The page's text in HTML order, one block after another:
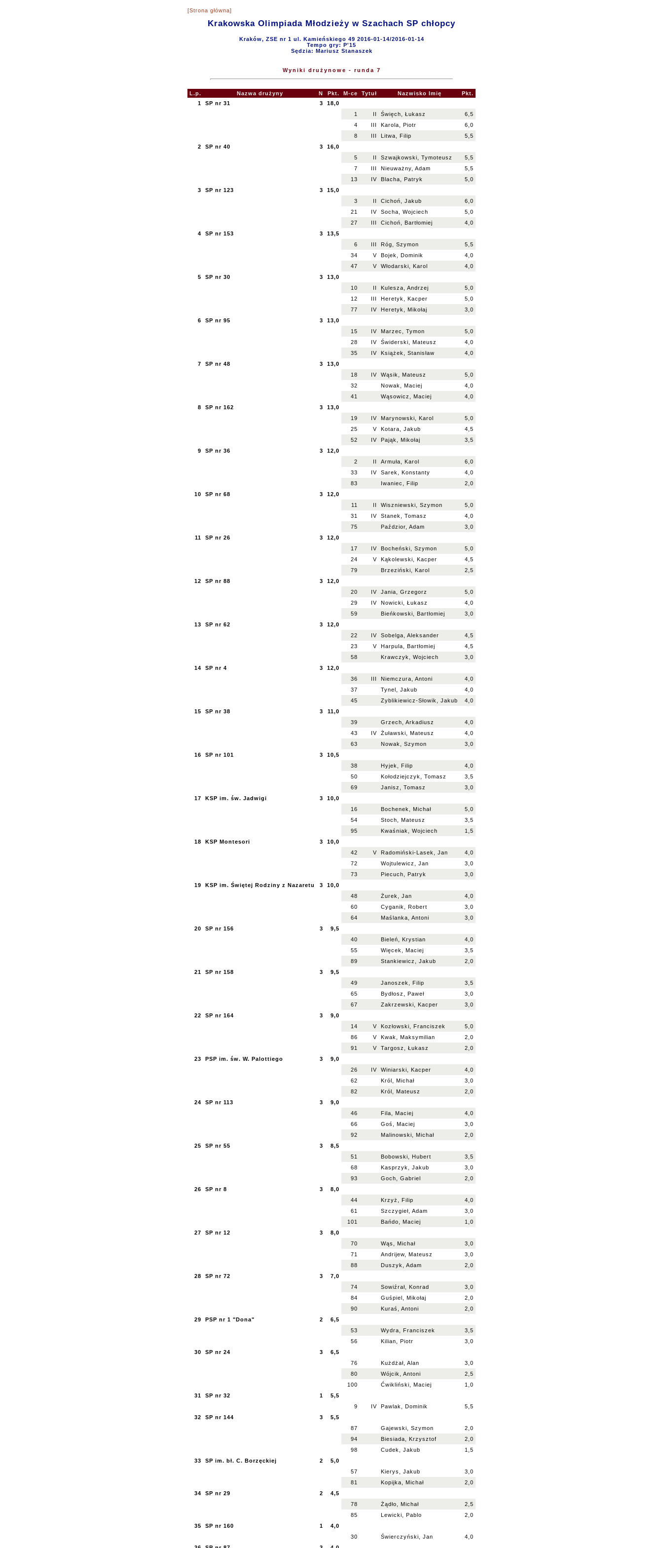
[Strona główna]
Krakowska Olimpiada Młodzieży w Szachach SP chłopcy
Kraków, ZSE nr 1 ul. Kamieńskiego 49 2016-01-14/2016-01-14
Tempo gry: P'15
Sędzia: Mariusz Stanaszek
Wyniki drużynowe - runda 7
L.p. Nazwa drużyny N Pkt. M-ce Tytuł Nazwisko Imię
Pkt.
1
SP nr 31 3
18,0
1
II Święch, Łukasz
6,5
4
III Karola, Piotr
6,0
8
III Litwa, Filip
5,5
2
SP nr 40 3
16,0
5
II Szwajkowski, Tymoteusz
5,5
7
III Nieuważny, Adam
5,5
13
IV Blacha, Patryk
5,0
3
SP nr 123 3
15,0
3
II Cichoń, Jakub
6,0
21
IV Socha, Wojciech
5,0
27
III Cichoń, Bartłomiej
4,0
4
SP nr 153 3
13,5
6
III Róg, Szymon
5,5
34
V Bojek, Dominik
4,0
47
V Włodarski, Karol
4,0
5
SP nr 30 3
13,0
10
II Kulesza, Andrzej
5,0
12
III Heretyk, Kacper
5,0
77
IV Heretyk, Mikołaj
3,0
6
SP nr 95 3
13,0
15
IV Marzec, Tymon
5,0
28
IV Świderski, Mateusz
4,0
35
IV Książek, Stanisław
4,0
7
SP nr 48 3
13,0
18
IV Wąsik, Mateusz
5,0
32
Nowak, Maciej
4,0
41
Wąsowicz, Maciej
4,0
8
SP nr 162 3
13,0
19
IV Marynowski, Karol
5,0
25
V Kotara, Jakub
4,5
52
IV Pająk, Mikołaj
3,5
9
SP nr 36 3
12,0
2
II Armuła, Karol
6,0
33
IV Sarek, Konstanty
4,0
83
Iwaniec, Filip
2,0
10
SP nr 68 3
12,0
11
II Wiszniewski, Szymon
5,0
31
IV Stanek, Tomasz
4,0
75
Paździor, Adam
3,0
11
SP nr 26 3
12,0
17
IV Bocheński, Szymon
5,0
24
V Kąkolewski, Kacper
4,5
79
Brzeziński, Karol
2,5
12
SP nr 88 3
12,0
20
IV Jania, Grzegorz
5,0
29
IV Nowicki, Łukasz
4,0
59
Bieńkowski, Bartłomiej
3,0
13
SP nr 62 3
12,0
22
IV Sobelga, Aleksander
4,5
23
V Harpula, Bartłomiej
4,5
58
Krawczyk, Wojciech
3,0
14
SP nr 4 3
12,0
36
III Niemczura, Antoni
4,0
37
Tynel, Jakub
4,0
45
Zyblikiewicz-Słowik, Jakub
4,0
15
SP nr 38 3
11,0
39
Grzech, Arkadiusz
4,0
43
IV Żuławski, Mateusz
4,0
63
Nowak, Szymon
3,0
16
SP nr 101 3
10,5
38
Hyjek, Filip
4,0
50
Kołodziejczyk, Tomasz
3,5
69
Janisz, Tomasz
3,0
17
KSP im. św. Jadwigi 3
10,0
16
Bochenek, Michał
5,0
54
Stoch, Mateusz
3,5
95
Kwaśniak, Wojciech
1,5
18
KSP Montesori 3
10,0
42
V Radomiński-Lasek, Jan
4,0
72
Wojtulewicz, Jan
3,0
73
Piecuch, Patryk
3,0
19
KSP im. Świętej Rodziny z Nazaretu 3
10,0
48
Żurek, Jan
4,0
60
Cyganik, Robert
3,0
64
Maślanka, Antoni
3,0
20
SP nr 156 3
9,5
40
Bieleń, Krystian
4,0
55
Więcek, Maciej
3,5
89
Stankiewicz, Jakub
2,0
21
SP nr 158 3
9,5
49
Janoszek, Filip
3,5
65
Bydłosz, Paweł
3,0
67
Zakrzewski, Kacper
3,0
22
SP nr 164 3
9,0
14
V Kozłowski, Franciszek
5,0
86
V Kwak, Maksymilian
2,0
91
V Targosz, Łukasz
2,0
23
PSP im. św. W. Palottiego 3
9,0
26
IV Winiarski, Kacper
4,0
62
Król, Michał
3,0
82
Król, Mateusz
2,0
24
SP nr 113 3
9,0
46
Fila, Maciej
4,0
66
Goś, Maciej
3,0
92
Malinowski, Michał
2,0
25
SP nr 55 3
8,5
51
Bobowski, Hubert
3,5
68
Kasprzyk, Jakub
3,0
93
Goch, Gabriel
2,0
26
SP nr 8 3
8,0
44
Krzyż, Filip
4,0
61
Szczygieł, Adam
3,0
101
Bańdo, Maciej
1,0
27
SP nr 12 3
8,0
70
Wąs, Michał
3,0
71
Andrijew, Mateusz
3,0
88
Duszyk, Adam
2,0
28
SP nr 72 3
7,0
74
Sowiźrał, Konrad
3,0
84
Guśpiel, Mikołaj
2,0
90
Kuraś, Antoni
2,0
29
PSP nr 1 "Dona" 2
6,5
53
Wydra, Franciszek
3,5
56
Kilian, Piotr
3,0
30
SP nr 24 3
6,5
76
Kużdżał, Alan
3,0
80
Wójcik, Antoni
2,5
100
Ćwikliński, Maciej
1,0
31
SP nr 32 1
5,5
9
IV Pawlak, Dominik
5,5
32
SP nr 144 3
5,5
87
Gajewski, Szymon
2,0
94
Biesiada, Krzysztof
2,0
98
Cudek, Jakub
1,5
33
SP im. bł. C. Borzęckiej 2
5,0
57
Kierys, Jakub
3,0
81
Kopijka, Michał
2,0
34
SP nr 29 2
4,5
78
Żądło, Michał
2,5
85
Lewicki, Pablo
2,0
35
SP nr 160 1
4,0
30
Świerczyński, Jan
4,0